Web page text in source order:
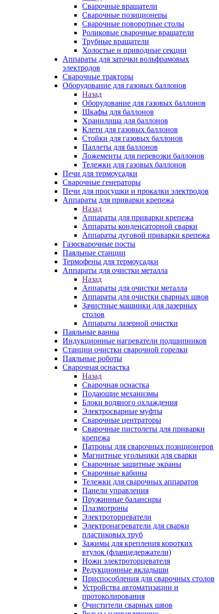
Сварочные вращатели
Сварочные позиционеры
Сварочные поворотные столы
Роликовые сварочные вращатели
Трубные вращатели
Холостые и приводные секции
Аппараты для заточки вольфрамовых
электродов
Сварочные тракторы
Оборудование для газовых баллонов
Назад
Оборудование для газовых баллонов
Шкафы для баллонов
Хранилища для баллонов
Клети для газовых баллонов
Стойки для газовых баллонов
Паллеты для баллонов
Ложементы для перевозки баллонов
Тележки для газовых баллонов
Печи для термоусадки
Сварочные генераторы
Печи для просушки и прокалки электродов
Аппараты для приварки крепежа
Назад
Аппараты для приварки крепежа
Аппараты конденсаторной сварки
Аппараты дуговой приварки крепежа
Газосварочные посты
Паяльные станции
Термофены для термоусадки
Аппараты для очистки металла
Назад
Аппараты для очистки металла
Аппараты для очистки сварных швов
Зачистные машинки для лазерных
столов
Аппараты лазерной очистки
Паяльные ванны
Индукционные нагреватели подшипников
Станции очистки сварочной горелки
Паяльные роботы
Сварочная оснастка
Назад
Сварочная оснастка
Подающие механизмы
Блоки водяного охлаждения
Электросварные муфты
Сварочные центраторы
Сварочные пистолеты для приварки
крепежа
Патроны для сварочных позиционеров
Магнитные угольники для сварки
Сварочные защитные экраны
Сварочные кабины
Тележки для сварочных аппаратов
Панели управления
Пружинные балансиры
Плазмотроны
Электроторцеватели
Электронагреватели для сварки
пластиковых труб
Зажимы для крепления коротких
втулок (фланцедержатели)
Ножи электроторцевателя
Редукционные вкладыши
Приспособления для сварочных столов
Устройства автоматизации и
протоколирования
Очистители сварных швов